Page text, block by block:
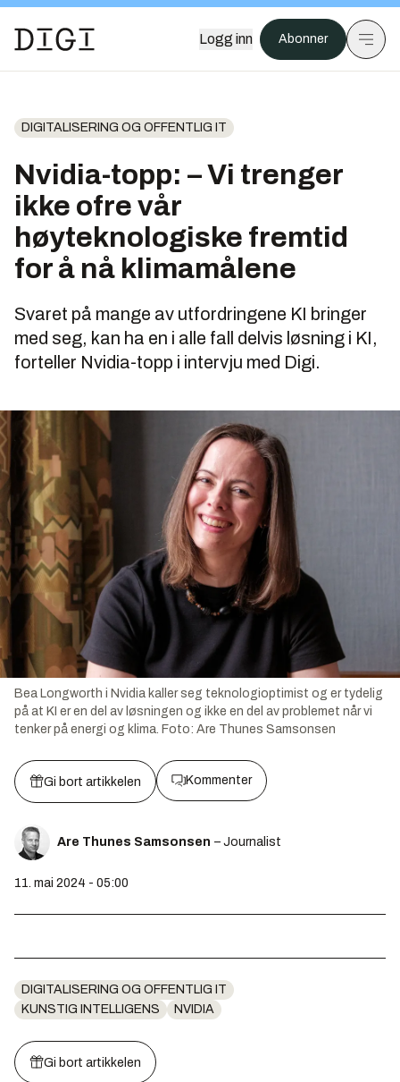
Logg inn Abonner
DIGITALISERING OG OFFENTLIG IT
Nvidia-topp: – Vi trenger
ikke ofre vår
høyteknologiske fremtid
for å nå klimamålene
Svaret på mange av utfordringene KI bringer
med seg, kan ha en i alle fall delvis løsning i KI,
forteller Nvidia-topp i intervju med Digi.
Bea Longworth i Nvidia kaller seg teknologioptimist og er tydelig
på at KI er en del av løsningen og ikke en del av problemet når vi
tenker på energi og klima. Foto: Are Thunes Samsonsen
Gi bort artikkelen Kommenter
Are Thunes Samsonsen – Journalist
11. mai 2024 - 05:00
DIGITALISERING OG OFFENTLIG IT
KUNSTIG INTELLIGENS
NVIDIA
Gi bort artikkelen